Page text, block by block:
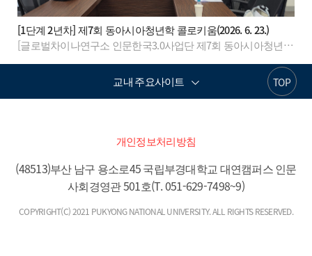
[1단계 2년차] 제7회 동아시아청년학 콜로키움(2026. 6. 23.)
[글로벌차이나연구소 인문한국3.0사업단 제7회 동아시아청년학 콜로키움] 1. 주 제: 중국 플랫폼과 청년 문화: 하위문화와 청년 세대의 미디어 실천 2. 발 제: 김정은(한국외국어대학교 대만연구센터 학술연구교수) 3. 토 론: 이화진(부산대학교 중어중문학과 교수) 4. 일 시: 2026년 6월 23일(화) 16:00~18:00 5. 장 소: 인문사회·경영관 640B HK3.0커뮤니티홀 및 온라인 6. 대 상: HK3.0 연구인력 및 관심있는 교내·외 연구자 등 7. 참석현황: 12명 8. 주요결과 - 중국 디지털 플랫폼을 중심으로 형성되는 팬덤, 오타쿠, 숏폼 문화 등 다양한 청년 하위문화를 분석함으로써 동시대 중국 청년문화의 특성과 변화 양상에 대한 이해를 심화함. - 또한 플랫폼을 문화 생산 공간이자 사회적 상호작용 공간으로 조명하고, 국가 통제와 플랫폼 자본주의가 결합된 중국 특유의 디지털 문화 생태계를 고찰함으로써 청년 연구와 플랫폼 연구의 접점을 확장함. - 중국 플랫폼의 커뮤니티 기능과 상호작용 구조가 청년 세대의 문화 생산, 정체성 형성, 사회적 참여에 미치는 영향을 검토함으로써 중국 디지털 문화 및 청년 연구의 새로운 의제를 발굴하는 계기를 마련함. - 아울러 중국 플랫폼의 운영 논리와 문화적 영향력을 종합적으로 이해함으로써 연구자 간 학술 교류를 활성화하고, 청년·플랫폼·디지털 문화 연구 분야의 공동연구 기반 구축에 기여할 것으로 기대됨.
TOP
교내 주요사이트
개인정보처리방침
(48513)부산 남구 용소로45 국립부경대학교 대연캠퍼스 인문
사회경영관 501호(T. 051-629-7498~9)
COPYRIGHT(C) 2021 PUKYONG NATIONAL UNIVERSITY. ALL RIGHTS RESERVED.